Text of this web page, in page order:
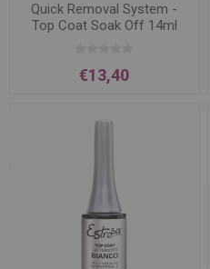
Quick Removal System -
Top Coat Soak Off 14ml
€13,40